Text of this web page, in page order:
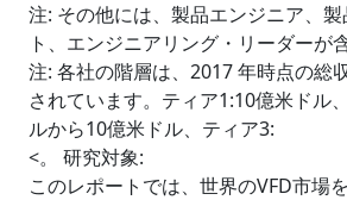
注: その他には、製品エンジニア、
ト、エンジニアリング・リーダーが
注: 各社の階層は、2017 年時点の総
されています。ティア1:10億米ドル
ルから10億米ドル、ティア3:
<。 研究対象:
このレポートでは、世界のVFD市場